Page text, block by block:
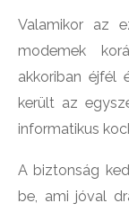
Valamikor az
modemek
akkoriban éjfél
került az
informatikus
A biztonság
be, ami jóval